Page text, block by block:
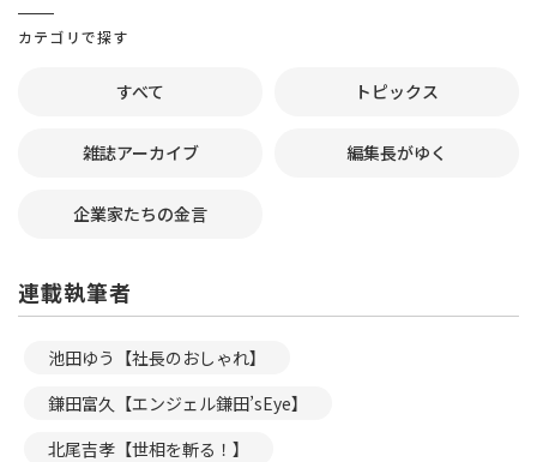
カテゴリで探す
すべて トピックス
雑誌アーカイブ 編集長がゆく
企業家たちの金言
連載執筆者
池田ゆう【社長のおしゃれ】
鎌田富久【エンジェル鎌田’sEye】
北尾吉孝【世相を斬る！】